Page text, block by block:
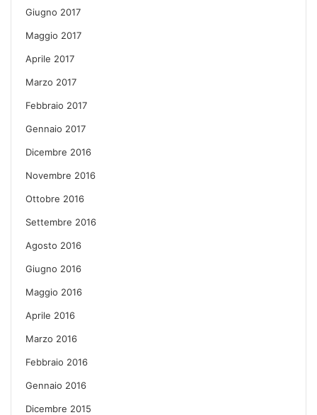
Giugno 2017
Maggio 2017
Aprile 2017
Marzo 2017
Febbraio 2017
Gennaio 2017
Dicembre 2016
Novembre 2016
Ottobre 2016
Settembre 2016
Agosto 2016
Giugno 2016
Maggio 2016
Aprile 2016
Marzo 2016
Febbraio 2016
Gennaio 2016
Dicembre 2015